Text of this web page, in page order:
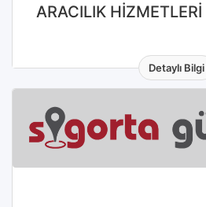
Detaylı Bilgi
ARACILIK HİZMETLERİ